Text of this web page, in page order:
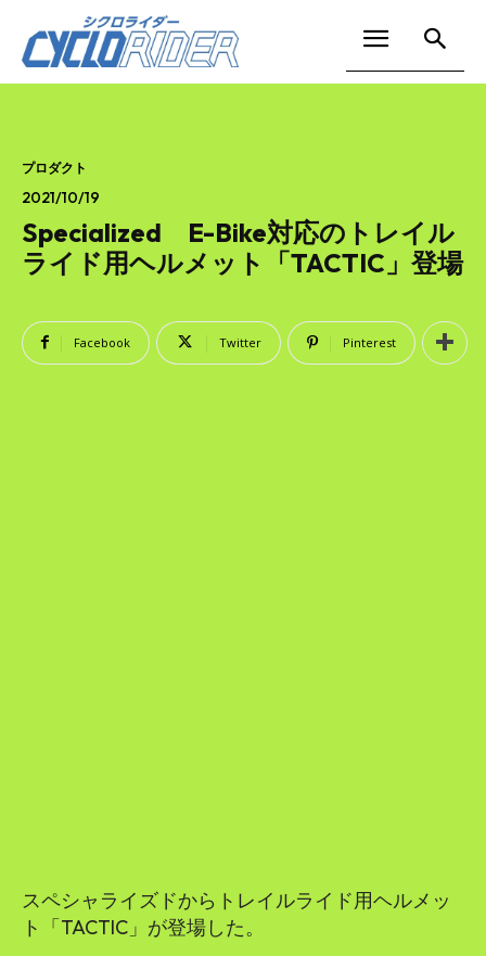
プロダクト
2021/10/19
Specialized E-Bike対応のトレイル
ライド用ヘルメット「TACTIC」登場
Facebook Twitter Pinterest
スペシャライズドからトレイルライド用ヘルメッ
ト「TACTIC」が登場した。